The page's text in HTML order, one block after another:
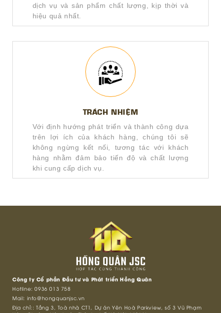
dịch vụ và sản phẩm chất lượng, kịp thời và
hiệu quả nhất.
TRÁCH NHIỆM
Với định hướng phát triển và thành công dựa
trên lợi ích của khách hàng, chúng tôi sẽ
không ngừng kết nối, tương tác với khách
hàng nhằm đảm bảo tiến độ và chất lượng
khi cung cấp dịch vụ.
Công ty Cổ phần Đầu tư và Phát triển Hồng Quân
Hotline:0936 013 758
Mail: info@hongquanjsc.vn
Địa chỉ:: Tầng 3, Toà nhà CT1, Dự án Yên Hoà Parkview, số 3 Vũ Phạm